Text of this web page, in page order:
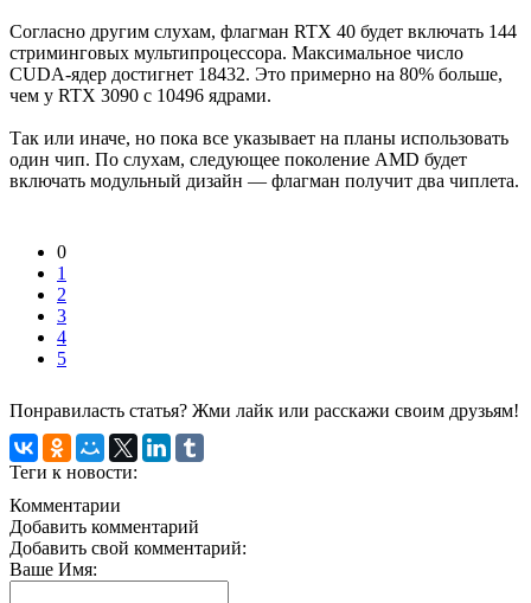
Согласно другим слухам, флагман RTX 40 будет включать 144
стриминговых мультипроцессора. Максимальное число
CUDA-ядер достигнет 18432. Это примерно на 80% больше,
чем у RTX 3090 с 10496 ядрами.
Так или иначе, но пока все указывает на планы использовать
один чип. По слухам, следующее поколение AMD будет
включать модульный дизайн — флагман получит два чиплета.
0
1
2
3
4
5
Понравиласть статья? Жми лайк или расскажи своим друзьям!
Теги к новости:
Комментарии
Добавить комментарий
Добавить свой комментарий:
Ваше Имя: